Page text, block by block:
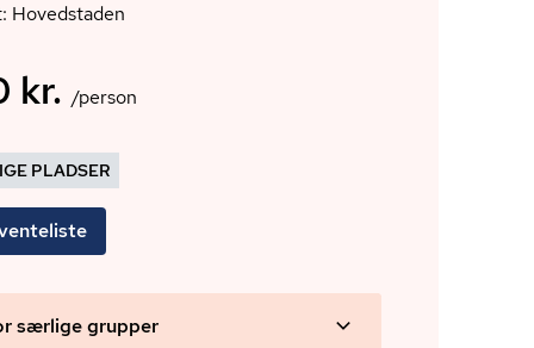
Hovedstaden
kr. /person
PLADSER
særlige grupper